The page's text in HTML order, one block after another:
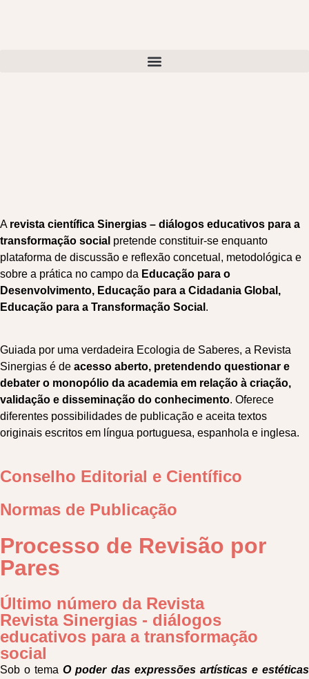
A revista científica Sinergias – diálogos educativos para a
transformação social pretende constituir-se enquanto
plataforma de discussão e reflexão concetual, metodológica e
sobre a prática no campo da Educação para o
Desenvolvimento, Educação para a Cidadania Global,
Educação para a Transformação Social .
Guiada por uma verdadeira Ecologia de Saberes, a Revista
Sinergias é de acesso aberto, pretendendo questionar e
debater o monopólio da academia em relação à criação,
validação e disseminação do conhecimento. Oferece
diferentes possibilidades de publicação e aceita textos
originais escritos em língua portuguesa, espanhola e inglesa.
Conselho Editorial e Científico
Normas de Publicação
Processo de Revisão por
Pares
Último número da Revista
Revista Sinergias - diálogos
educativos para a transformação
social
Sob o temaO poder das expressões artísticas e estéticas